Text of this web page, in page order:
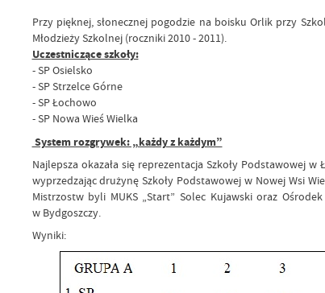
Przy pięknej, słonecznej pogodzie na boisku Orlik przy
Młodzieży Szkolnej (roczniki 2010 - 2011).
Uczestniczące szkoły:
- SP Osielsko
- SP Strzelce Górne
- SP Łochowo
- SP Nowa Wieś Wielka
System rozgrywek: „każdy z każdym”
Najlepsza okazała się reprezentacja Szkoły Podstawowej
wyprzedzając drużynę Szkoły Podstawowej w Nowej Wsi
Mistrzostw byli MUKS „Start” Solec Kujawski oraz
w Bydgoszczy.
Wyniki: